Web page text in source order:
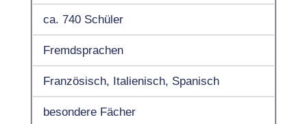
ca. 740 Schüler
Fremdsprachen
Französisch, Italienisch, Spanisch
besondere Fächer